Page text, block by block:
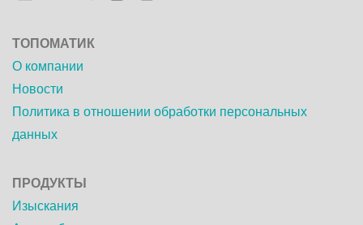
ТОПОМАТИК
О компании
Новости
Политика в отношении обработки персональных
данных
ПРОДУКТЫ
Изыскания